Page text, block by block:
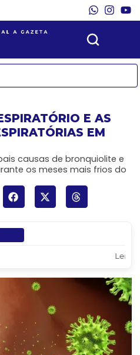
E AS
EM
causas de bronquiolite e
os meses mais frios do
Lendo: